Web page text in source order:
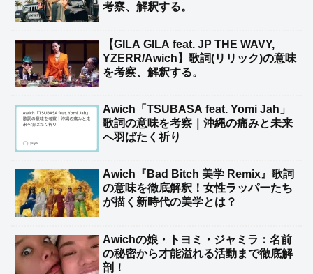
考察、解釈する。
【GILA GILA feat. JP THE WAVY,
YZERR/Awich】歌詞(リリック)の意味
を考察、解釈する。
Awich「TSUBASA feat. Yomi Jah」
歌詞の意味を考察｜沖縄の痛みと未来
へ羽ばたく祈り
Awich『Bad Bitch 美学 Remix』歌詞
の意味を徹底解釈！女性ラッパーたち
が描く新時代の美学とは？
Awichの娘・トヨミ・ジャミラ：名前
の秘密から才能溢れる活動まで徹底解
剖！